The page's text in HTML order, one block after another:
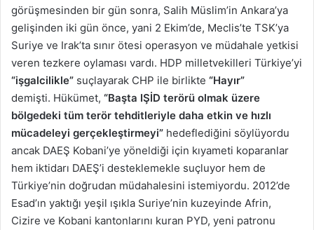
görüşmesinden bir gün sonra, Salih Müslim’in Ankara’ya
gelişinden iki gün önce, yani 2 Ekim’de, Meclis’te TSK’ya
Suriye ve Irak’ta sınır ötesi operasyon ve müdahale yetkisi
veren tezkere oylaması vardı. HDP milletvekilleri Türkiye’yi
“işgalcilikle” suçlayarak CHP ile birlikte “Hayır”
demişti. Hükümet, “Başta IŞİD terörü olmak üzere
bölgedeki tüm terör tehditleriyle daha etkin ve hızlı
mücadeleyi gerçekleştirmeyi” hedeflediğini söylüyordu
ancak DAEŞ Kobani’ye yöneldiği için kıyameti koparanlar
hem iktidarı DAEŞ’i desteklemekle suçluyor hem de
Türkiye’nin doğrudan müdahalesini istemiyordu. 2012’de
Esad’ın yaktığı yeşil ışıkla Suriye’nin kuzeyinde Afrin,
Cizire ve Kobani kantonlarını kuran PYD, yeni patronu